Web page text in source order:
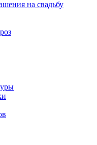
на свадьбу